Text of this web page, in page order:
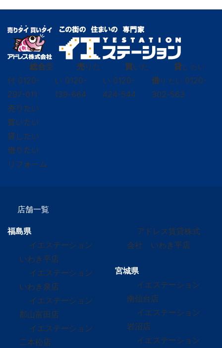
総合受
付 0120-
297-011
売りた
い 0120-
139-664
買いた
い 0120-
424-544
貸し たい
借り たい 0120-
302-563
売りたい
買いたい
貸したい
借りたい
リフォーム
店舗一覧
福島県
イエステーション
いわき平店
イエステーション
いわき泉店
イエステーション
郡山富田店
イエステーション
二本松店
アドレス賃貸株式
会社 いわき平店
宮城県
イエステーション
南仙台店
イエステーション
岩沼店
イエステーション